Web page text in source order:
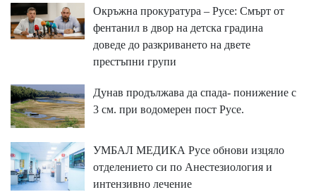
Окръжна прокуратура – Русе: Смърт от
фентанил в двор на детска градина
доведе до разкриването на двете
престъпни групи
Дунав продължава да спада- понижение с
3 см. при водомерен пост Русе.
УМБАЛ МЕДИКА Русе обнови изцяло
отделението си по Анестезиология и
интензивно лечение